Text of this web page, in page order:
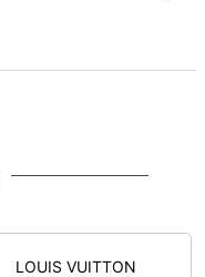
LOUIS VUITTON